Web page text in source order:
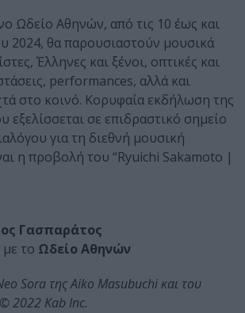
Ωδείο Αθηνών, από τις 10 έως και
2024, θα παρουσιαστούν μουσικά
Έλληνες και ξένοι, οπτικές και
performances, αλλά και
στο κοινό. Κορυφαία εκδήλωση της
εξελίσσεται σε επιδραστικό σημείο
για τη διεθνή μουσική
η προβολή του “Ryuichi Sakamoto |
Γασπαράτος
το Ωδείο Αθηνών
Sora της Aiko Masubuchi και του
2022 Kab Inc.